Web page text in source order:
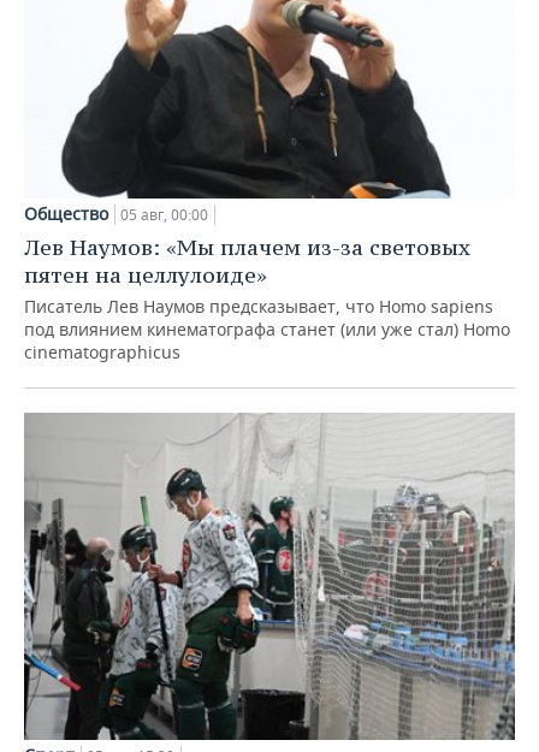
Общество 05 авг, 00:00
Лев Наумов: «Мы плачем из-за световых
пятен на целлулоиде»
Писатель Лев Наумов предсказывает, что Homo sapiens
под влиянием кинематографа станет (или уже стал) Homo
cinematographicus